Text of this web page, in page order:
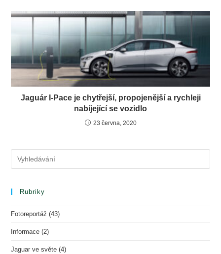
Jaguár I-Pace je chytřejší, propojenější a rychleji
nabíjející se vozidlo
23 června, 2020
Rubriky
Fotoreportáž (43)
Informace (2)
Jaguar ve světe (4)